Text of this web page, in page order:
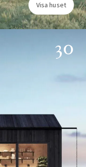
Visa huset
30